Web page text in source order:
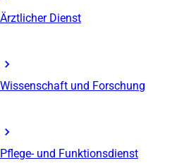
Ärztlicher Dienst
Wissenschaft und Forschung
Pflege- und Funktionsdienst